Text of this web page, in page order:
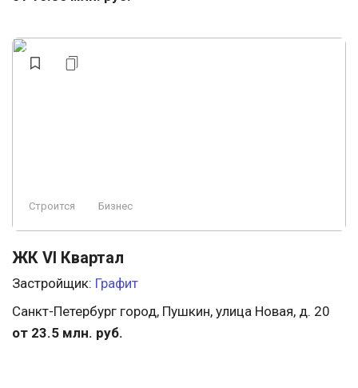
Строится Бизнес
ЖК VI Квартал
Застройщик: Графит
Санкт-Петербург город, Пушкин, улица Новая, д. 20
от 23.5 млн. руб.